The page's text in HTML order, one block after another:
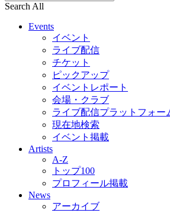
Search All
Events
イベント
ライブ配信
チケット
ピックアップ
イベントレポート
会場・クラブ
ライブ配信プラットフォー
現在地検索
イベント掲載
Artists
A-Z
トップ100
プロフィール掲載
News
アーカイブ